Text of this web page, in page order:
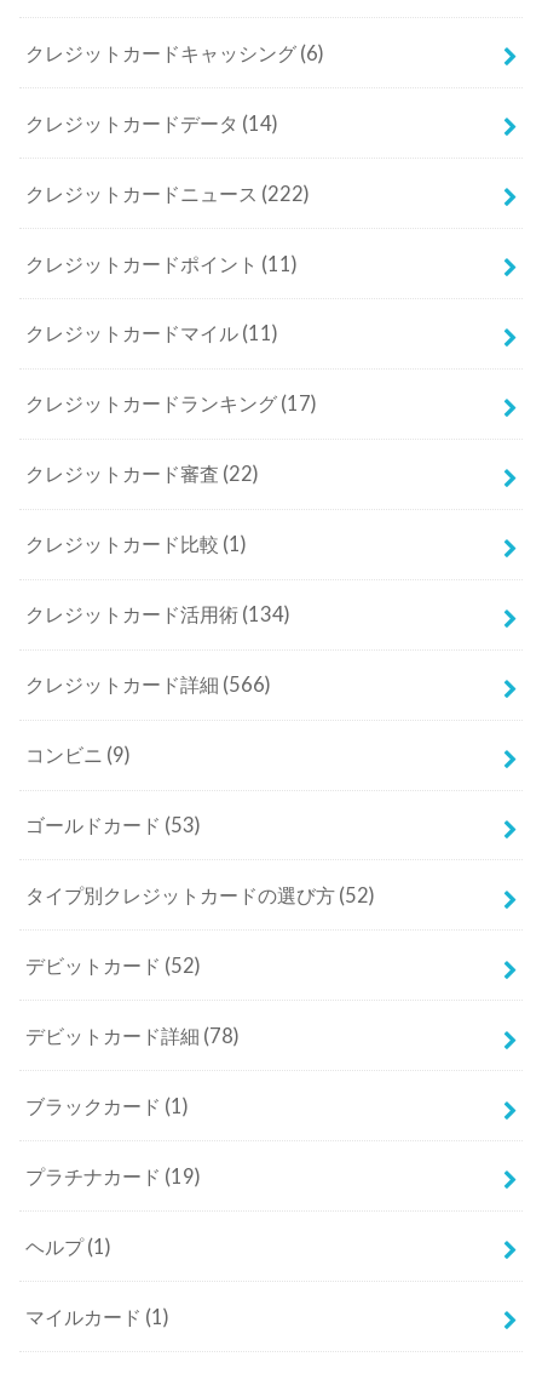
クレジットカードキャッシング (6)
クレジットカードデータ (14)
クレジットカードニュース (222)
クレジットカードポイント (11)
クレジットカードマイル (11)
クレジットカードランキング (17)
クレジットカード審査 (22)
クレジットカード比較 (1)
クレジットカード活用術 (134)
クレジットカード詳細 (566)
コンビニ (9)
ゴールドカード (53)
タイプ別クレジットカードの選び方 (52)
デビットカード (52)
デビットカード詳細 (78)
ブラックカード (1)
プラチナカード (19)
ヘルプ(1)
マイルカード (1)